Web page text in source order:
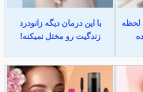
لحظه
با این درمان دیگه زانودرد
زندگیت رو مختل نمیکنه!